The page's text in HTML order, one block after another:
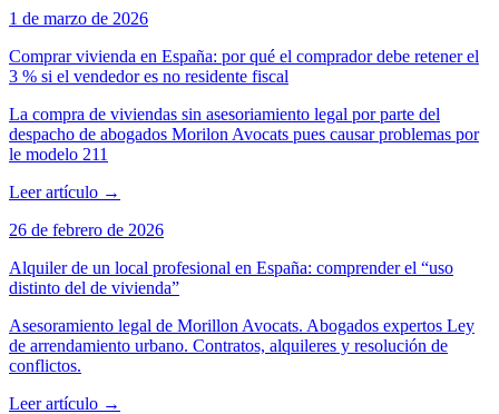
1 de marzo de 2026
Comprar vivienda en España: por qué el comprador debe retener el
3 % si el vendedor es no residente fiscal
La compra de viviendas sin asesoriamiento legal por parte del
despacho de abogados Morilon Avocats pues causar problemas por
le modelo 211
Leer artículo →
26 de febrero de 2026
Alquiler de un local profesional en España: comprender el “uso
distinto del de vivienda”
Asesoramiento legal de Morillon Avocats. Abogados expertos Ley
de arrendamiento urbano. Contratos, alquileres y resolución de
conflictos.
Leer artículo →